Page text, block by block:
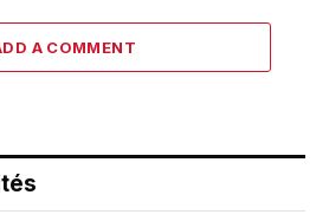
A COMMENT